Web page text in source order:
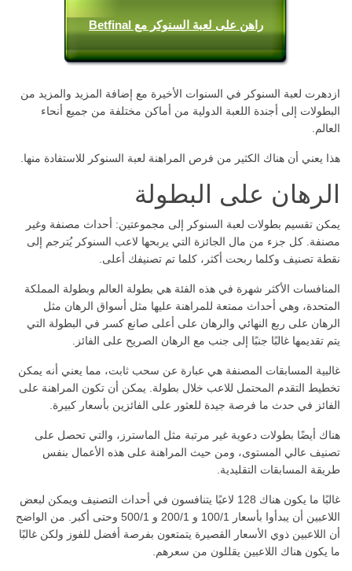
راهن على لعبة السنوكر مع Betfinal
ازدهرت لعبة السنوكر في السنوات الأخيرة مع إضافة المزيد والمزيد من
البطولات إلى أجندة اللعبة الدولية من أماكن مختلفة من جميع أنحاء
العالم.
هذا يعني أن هناك الكثير من فرص المراهنة لعبة السنوكر للاستفادة منها.
الرهان على البطولة
يمكن تقسيم بطولات لعبة السنوكر إلى مجموعتين: أحداث مصنفة وغير
مصنفة. كل جزء من مال الجائزة التي يربحها لاعب السنوكر يُترجم إلى
نقطة تصنيف وكلما ربحت أكثر، كلما تم تصنيفك أعلى.
المنافسات الأكثر شهرة في هذه الفئة هي بطولة العالم وبطولة المملكة
المتحدة، وهي أحداث ممتعة للمراهنة عليها مثل أسواق الرهان مثل
الرهان على ربع النهائي والرهان على أعلى صانع كسر في البطولة التي
يتم تقديمها غالبًا جنبًا إلى جنب مع الرهان الصريح على الفائز.
غالبية المسابقات المصنفة هي عبارة عن سحب ثابت، مما يعني أنه يمكن
تخطيط التقدم المحتمل للاعب خلال بطولة. يمكن أن تكون المراهنة على
الفائز في حدث ما فرصة جيدة للعثور على الفائزين بأسعار كبيرة.
هناك أيضًا بطولات دعوية غير مرتبة مثل الماسترز، والتي تحصل على
تصنيف عالي المستوى، ومن حيث المراهنة على هذه الأعمال بنفس
طريقة المسابقات التقليدية.
غالبًا ما يكون هناك 128 لاعبًا يتنافسون في أحداث التصنيف ويمكن لبعض
اللاعبين أن يبدأوا بأسعار 100/1 و 200/1 و 500/1 وحتى أكبر. من الواضح
أن اللاعبين ذوي الأسعار القصيرة يتمتعون بفرصة أفضل للفوز ولكن غالبًا
ما يكون هناك اللاعبين يقللون من سعرهم.